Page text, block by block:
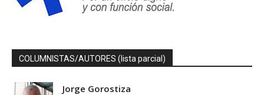
COLUMNISTAS/AUTORES (lista parcial)
Jorge Gorostiza